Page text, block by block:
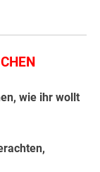
wie ihr wollt